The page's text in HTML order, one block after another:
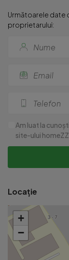
Următoarele date
proprietarului:
Am luat la
site-ului
Locație
+
−